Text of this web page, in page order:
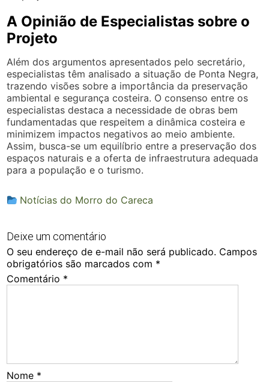
A Opinião de Especialistas sobre o
Projeto
Além dos argumentos apresentados pelo secretário,
especialistas têm analisado a situação de Ponta Negra,
trazendo visões sobre a importância da preservação
ambiental e segurança costeira. O consenso entre os
especialistas destaca a necessidade de obras bem
fundamentadas que respeitem a dinâmica costeira e
minimizem impactos negativos ao meio ambiente.
Assim, busca-se um equilíbrio entre a preservação dos
espaços naturais e a oferta de infraestrutura adequada
para a população e o turismo.
Notícias do Morro do Careca
Deixe um comentário
O seu endereço de e-mail não será publicado. Campos
obrigatórios são marcados com *
Comentário *
Nome *